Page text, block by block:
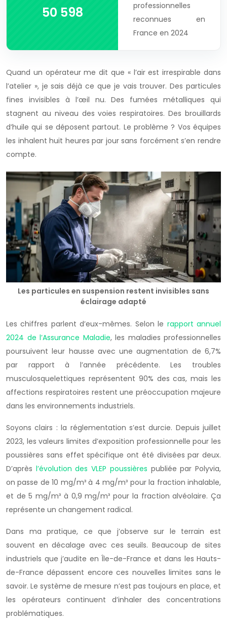
50 598
professionnelles
reconnues en
France en 2024
Quand un opérateur me dit que « l’air est irrespirable dans
l’atelier », je sais déjà ce que je vais trouver. Des particules
fines invisibles à l’œil nu. Des fumées métalliques qui
stagnent au niveau des voies respiratoires. Des brouillards
d’huile qui se déposent partout. Le problème ? Vos équipes
les inhalent huit heures par jour sans forcément s’en rendre
compte.
Les particules en suspension restent invisibles sans
éclairage adapté
Les chiffres parlent d’eux-mêmes. Selon le rapport annuel
2024 de l’Assurance Maladie, les maladies professionnelles
poursuivent leur hausse avec une augmentation de 6,7%
par rapport à l’année précédente. Les troubles
musculosquelettiques représentent 90% des cas, mais les
affections respiratoires restent une préoccupation majeure
dans les environnements industriels.
Soyons clairs : la réglementation s’est durcie. Depuis juillet
2023, les valeurs limites d’exposition professionnelle pour les
poussières sans effet spécifique ont été divisées par deux.
D’après l’évolution des VLEP poussières publiée par Polyvia,
on passe de 10 mg/m³ à 4 mg/m³ pour la fraction inhalable,
et de 5 mg/m³ à 0,9 mg/m³ pour la fraction alvéolaire. Ça
représente un changement radical.
Dans ma pratique, ce que j’observe sur le terrain est
souvent en décalage avec ces seuils. Beaucoup de sites
industriels que j’audite en Île-de-France et dans les Hauts-
de-France dépassent encore ces nouvelles limites sans le
savoir. Le système de mesure n’est pas toujours en place, et
les opérateurs continuent d’inhaler des concentrations
problématiques.